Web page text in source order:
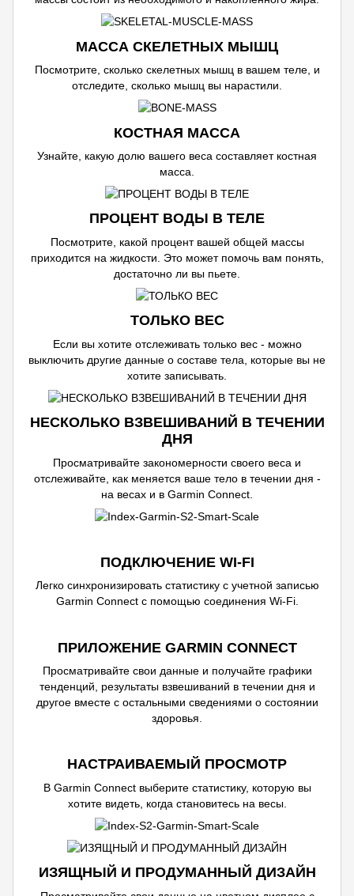
МАССА СКЕЛЕТНЫХ МЫШЦ
Посмотрите, сколько скелетных мышц в вашем теле, и
отследите, сколько мышц вы нарастили.
КОСТНАЯ МАССА
Узнайте, какую долю вашего веса составляет костная
масса.
ПРОЦЕНТ ВОДЫ В ТЕЛЕ
Посмотрите, какой процент вашей общей массы
приходится на жидкости. Это может помочь вам понять,
достаточно ли вы пьете.
ТОЛЬКО ВЕС
Если вы хотите отслеживать только вес - можно
выключить другие данные о составе тела, которые вы не
хотите записывать.
НЕСКОЛЬКО ВЗВЕШИВАНИЙ В ТЕЧЕНИИ
ДНЯ
Просматривайте закономерности своего веса и
отслеживайте, как меняется ваше тело в течении дня -
на весах и в Garmin Connect.
ПОДКЛЮЧЕНИЕ WI-FI
Легко синхронизировать статистику с учетной записью
Garmin Connect с помощью соединения Wi-Fi.
ПРИЛОЖЕНИЕ GARMIN CONNECT
Просматривайте свои данные и получайте графики
тенденций, результаты взвешиваний в течении дня и
другое вместе с остальными сведениями о состоянии
здоровья.
НАСТРАИВАЕМЫЙ ПРОСМОТР
В Garmin Connect выберите статистику, которую вы
хотите видеть, когда становитесь на весы.
ИЗЯЩНЫЙ И ПРОДУМАННЫЙ ДИЗАЙН